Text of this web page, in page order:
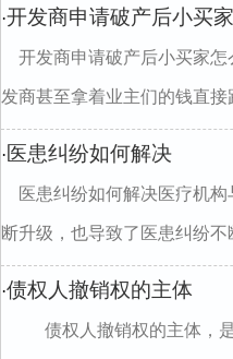
·开发商申请破产后小买
开发商申请破产后小买家
发商甚至拿着业主们的钱直
· 医患纠纷如何解决
医患纠纷如何解决医疗机
断升级，也导致了医患纠纷
·债权人撤销权的主体
债权人撤销权的主体，是